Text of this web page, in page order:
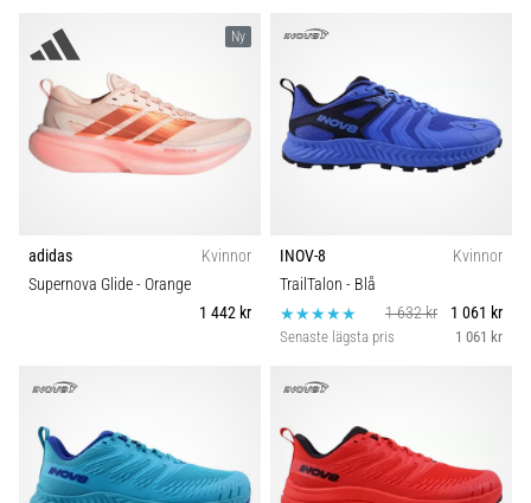
Ny
adidas
Kvinnor
Supernova Glide- Orange
1 442 kr
INOV-8
Kvinnor
TrailTalon - Blå
1 632 kr
1 061 kr
Senaste lägsta pris 1 061 kr